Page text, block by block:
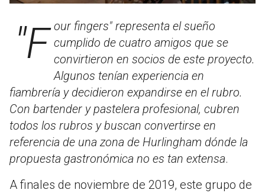
"Four fingers" representa el sueño cumplido de cuatro amigos que se
convirtieron en socios de este proyecto.
Algunos tenían experiencia en
fiambrería y decidieron expandirse en el rubro.
Con bartender y pastelera profesional, cubren
todos los rubros y buscan convertirse en
referencia de una zona de Hurlingham dónde la
propuesta gastronómica no es tan extensa.
A finales de noviembre de 2019, este grupo de